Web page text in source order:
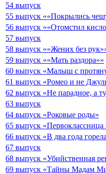
54 выпуск
55 выпуск ««Покрылись
56 выпуск ««Отомстил
57 выпуск
58 выпуск ««Жених без
59 выпуск ««Мать раздора»»
60 выпуск «Малыш с
61 выпуск «Ромео и не
62 выпуск «Не парадное, а
63 выпуск
64 выпуск «Роковые роды»
65 выпуск «Первоклассница
66 выпуск «В два года
67 выпуск
68 выпуск «Убийственная
69 выпуск «Тайны Мадам